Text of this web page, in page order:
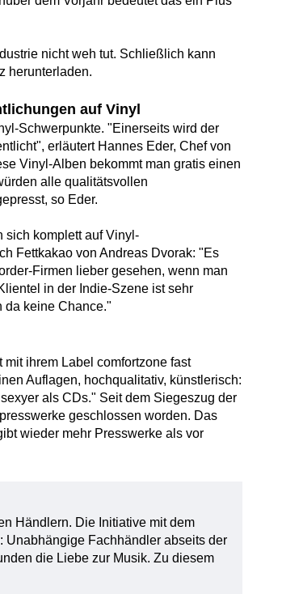
nicht weh tut. Schließlich kann
herunterladen.
auf Vinyl
Schwerpunkte. "Einerseits wird der
erläutert Hannes Eder, Chef von
Vinyl-Alben bekommt man gratis einen
alle qualitätsvollen
so Eder.
sich komplett auf Vinyl-
Fettkakao von Andreas Dvorak: "Es
Firmen lieber gesehen, wenn man
in der Indie-Szene ist sehr
da keine Chance."
ihrem Label comfortzone fast
Auflagen, hochqualitativ, künstlerisch:
als CDs." Seit dem Siegeszug der
geschlossen worden. Das
wieder mehr Presswerke als vor
Händlern. Die Initiative mit dem
Unabhängige Fachhändler abseits der
die Liebe zur Musik. Zu diesem